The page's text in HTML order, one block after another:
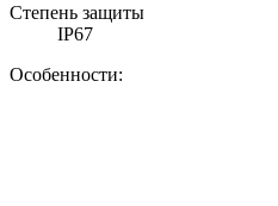
Степень защиты
IP67
Особенности: